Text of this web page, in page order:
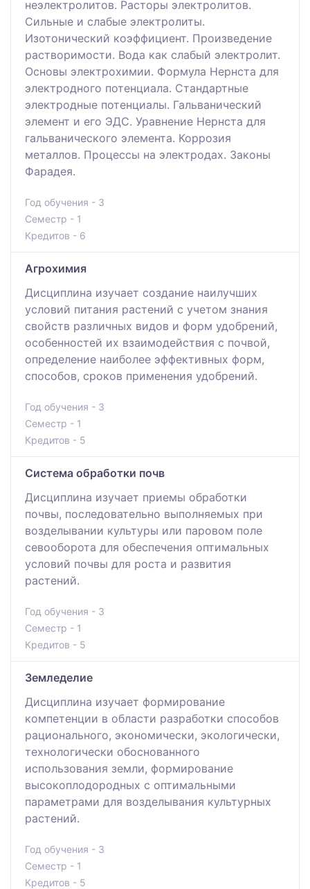
неэлектролитов. Расторы электролитов.
Сильные и слабые электролиты.
Изотонический коэффициент. Произведение
растворимости. Вода как слабый электролит.
Основы электрохимии. Формула Нернста для
электродного потенциала. Стандартные
электродные потенциалы. Гальванический
элемент и его ЭДС. Уравнение Нернста для
гальванического элемента. Коррозия
металлов. Процессы на электродах. Законы
Фарадея.
Год обучения - 3
Семестр - 1
Кредитов - 6
Агрохимия
Дисциплина изучает создание наилучших
условий питания растений с учетом знания
свойств различных видов и форм удобрений,
особенностей их взаимодействия с почвой,
определение наиболее эффективных форм,
способов, сроков применения удобрений.
Год обучения - 3
Семестр - 1
Кредитов - 5
Система обработки почв
Дисциплина изучает приемы обработки
почвы, последовательно выполняемых при
возделывании культуры или паровом поле
севооборота для обеспечения оптимальных
условий почвы для роста и развития
растений.
Год обучения - 3
Семестр - 1
Кредитов - 5
Земледелие
Дисциплина изучает формирование
компетенции в области разработки способов
рационального, экономически, экологически,
технологически обоснованного
использования земли, формирование
высокоплодородных с оптимальными
параметрами для возделывания культурных
растений.
Год обучения - 3
Семестр - 1
Кредитов - 5